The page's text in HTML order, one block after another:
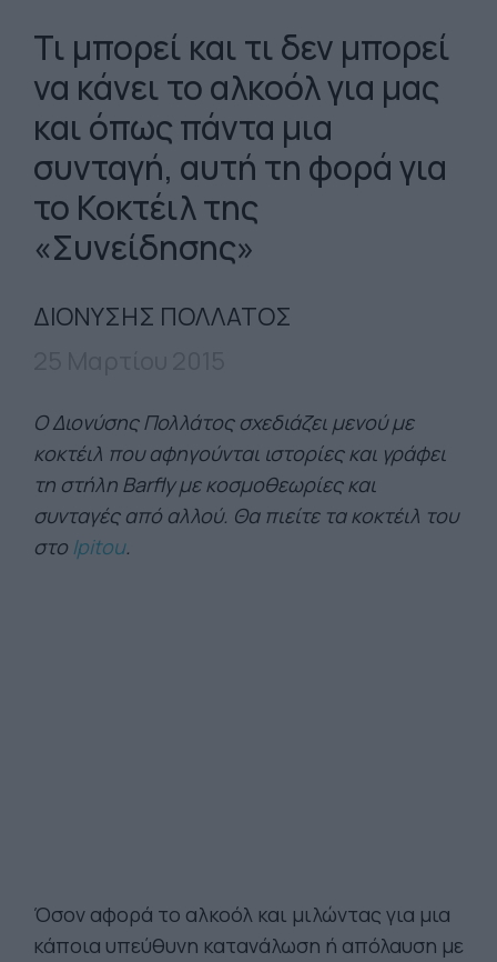
Τι μπορεί και τι δεν μπορεί
να κάνει το αλκοόλ για μας
και όπως πάντα μια
συνταγή, αυτή τη φορά για
το Κοκτέιλ της
«Συνείδησης»
ΔΙΟΝΥΣΗΣ ΠΟΛΛΑΤΟΣ
Ο Διονύσης Πολλάτος σχεδιάζει μενού με
κοκτέιλ που αφηγούνται ιστορίες και γράφει
τη στήλη Barfly με κοσμοθεωρίες και
συνταγές από αλλού. Θα πιείτε τα κοκτέιλ του
στο Ipitou.
Όσον αφορά το αλκοόλ και μιλώντας για μια
κάποια υπεύθυνη κατανάλωση ή απόλαυση με